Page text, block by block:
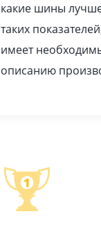
какие шины
таких
имеет
описанию